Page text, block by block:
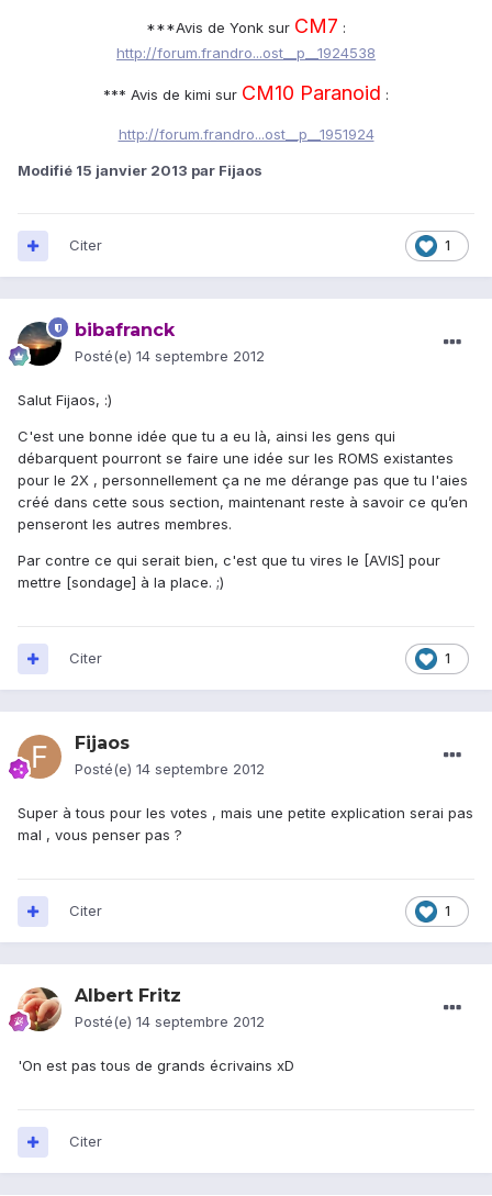
***Avis de Yonk sur CM7 :
http://forum.frandro...ost__p__1924538
*** Avis de kimi sur CM10 Paranoid :
http://forum.frandro...ost__p__1951924
Modifié 15 janvier 2013 par Fijaos
1
Citer
bibafranck
Posté(e) 14 septembre 2012
Salut Fijaos, :)
C'est une bonne idée que tu a eu là, ainsi les gens qui
débarquent pourront se faire une idée sur les ROMS existantes
pour le 2X , personnellement ça ne me dérange pas que tu l'aies
créé dans cette sous section, maintenant reste à savoir ce qu’en
penseront les autres membres.
Par contre ce qui serait bien, c'est que tu vires le [AVIS] pour
mettre [sondage] à la place. ;)
1
Citer
Fijaos
Posté(e) 14 septembre 2012
Super à tous pour les votes , mais une petite explication serai pas
mal , vous penser pas ?
1
Citer
Albert Fritz
Posté(e) 14 septembre 2012
'On est pas tous de grands écrivains xD
Citer